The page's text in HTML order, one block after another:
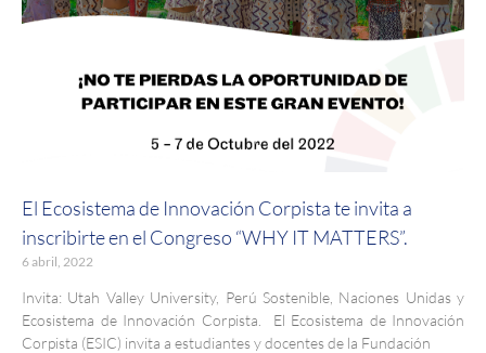
El Ecosistema de Innovación Corpista te invita a
inscribirte en el Congreso “WHY IT MATTERS”.
6 abril, 2022
Invita: Utah Valley University, Perú Sostenible, Naciones Unidas y
Ecosistema de Innovación Corpista. El Ecosistema de Innovación
Corpista (ESIC) invita a estudiantes y docentes de la Fundación